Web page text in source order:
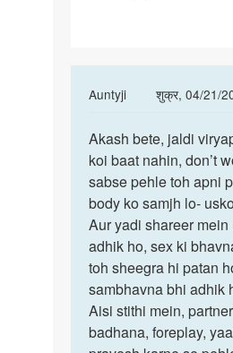
Auntyji
शुक्र, 04/21/
In
to
Aunty
mera
sparm
sex
karne
by
Akash
v
Akash
bete,
jaldi
viryapaat
Akash bete, jaldi
koi baat nahin, don’t
sabse pehle toh apni
body ko samjh lo-
Aur yadi shareer mein
adhik ho, sex ki
toh sheegra hi patan
sambhavna bhi adhik
Aisi stithi mein,
badhana, foreplay,